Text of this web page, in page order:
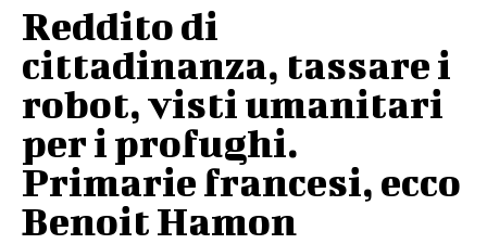
Reddito di
cittadinanza, tassare i
robot, visti umanitari
per i profughi.
Primarie francesi, ecco
Benoit Hamon